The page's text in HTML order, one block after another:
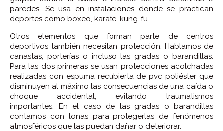
paredes. Se usa en instalaciones donde se practican
deportes como boxeo, karate, kung-fu…
Otros elementos que forman parte de centros
deportivos también necesitan protección. Hablamos de
canastas, porterías o incluso las gradas o barandillas.
Para las dos primeras se usan protecciones acolchadas
realizadas con espuma recubierta de pvc poliéster que
disminuyen al máximo las consecuencias de una caída o
choque accidental, evitando traumatismos
importantes. En el caso de las gradas o barandillas
contamos con lonas para protegerlas de fenómenos
atmosféricos que las puedan dañar o deteriorar.